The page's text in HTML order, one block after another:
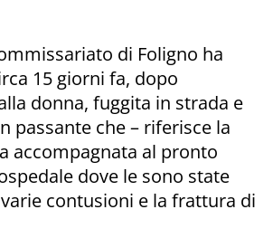
di Foligno ha
15 giorni fa, dopo
donna, fuggita in strada e
passante che – riferisce la
accompagnata al pronto
dove le sono state
contusioni e la frattura di